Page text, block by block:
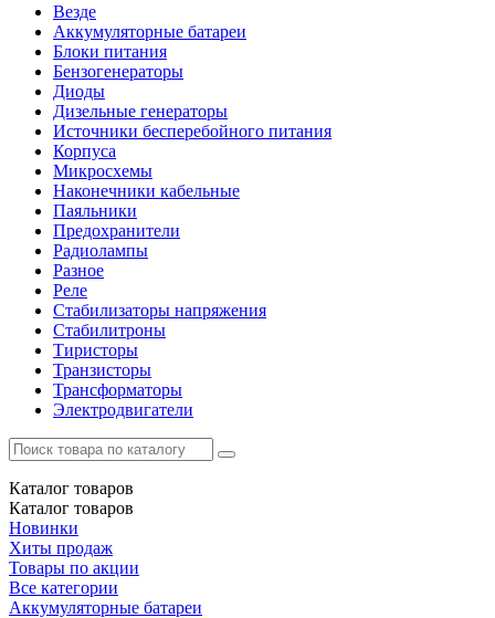
Везде
Аккумуляторные батареи
Блоки питания
Бензогенераторы
Диоды
Дизельные генераторы
Источники бесперебойного питания
Корпуса
Микросхемы
Наконечники кабельные
Паяльники
Предохранители
Радиолампы
Разное
Реле
Стабилизаторы напряжения
Стабилитроны
Тиристоры
Транзисторы
Трансформаторы
Электродвигатели
Каталог товаров
Каталог товаров
Новинки
Хиты продаж
Товары по акции
Все категории
Аккумуляторные батареи